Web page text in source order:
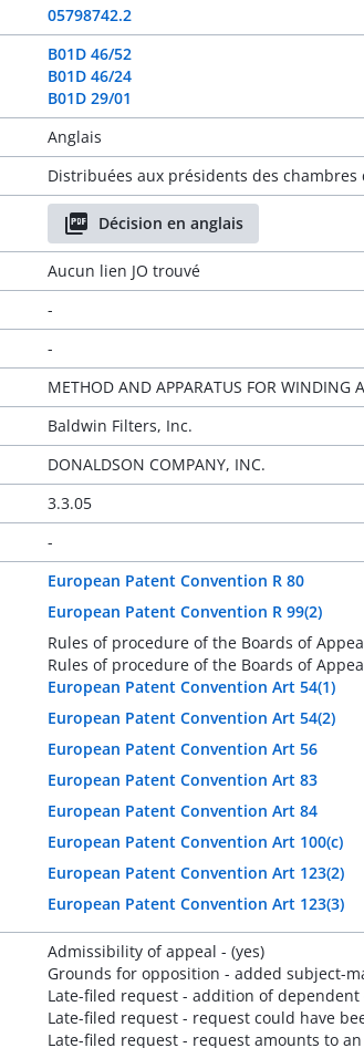
05798742.2
B01D 46/52
B01D 46/24
B01D 29/01
Anglais
Distribuées aux présidents des chambres
Décision en anglais
Aucun lien JO trouvé
-
-
METHOD AND APPARATUS FOR WINDING
Baldwin Filters, Inc.
DONALDSON COMPANY, INC.
3.3.05
-
European Patent Convention R 80
European Patent Convention R 99(2)
Rules of procedure of the Boards of
Rules of procedure of the Boards of
European Patent Convention Art 54(1)
European Patent Convention Art 54(2)
European Patent Convention Art 56
European Patent Convention Art 83
European Patent Convention Art 84
European Patent Convention Art 100(c)
European Patent Convention Art 123(2)
European Patent Convention Art 123(3)
Admissibility of appeal - (yes)
Grounds for opposition - added subject-
Late-filed request - addition of
Late-filed request - request could have
Late-filed request - request amounts to